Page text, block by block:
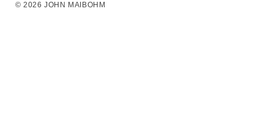
© 2026 JOHN MAIBOHM